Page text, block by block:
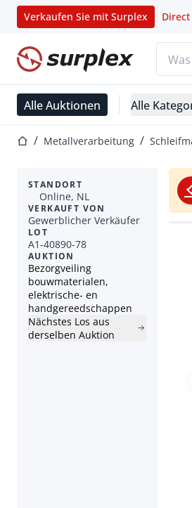
Verkaufen Sie mit Surplex
Startseite
Alle Auktionen Alle
StartseiteMetallverarbeitung
STANDORT
Online, NL
VERKAUFT VON
Gewerblicher Verkäufer
LOT
A1-40890-78
AUKTION
Bezorgveiling
bouwmaterialen,
elektrische- en
handgereedschappen
Nächstes Los aus
derselben Auktion